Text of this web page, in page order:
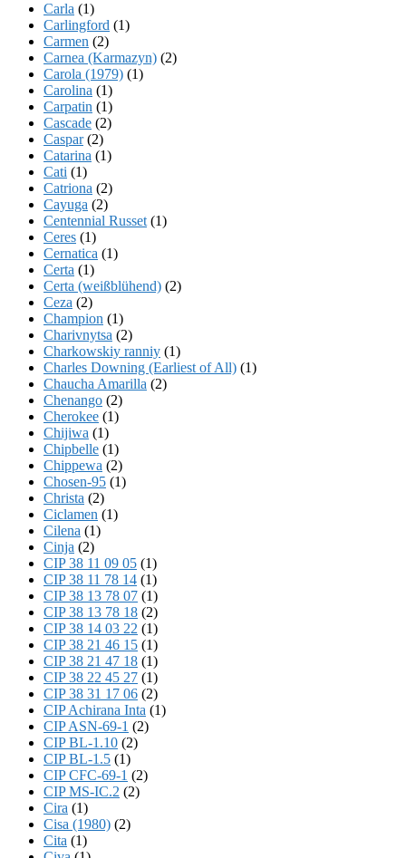
Carla (1)
Carlingford (1)
Carmen (2)
Carnea (Karmazyn) (2)
Carola (1979) (1)
Carolina (1)
Carpatin (1)
Cascade (2)
Caspar(2)
Catarina (1)
Cati (1)
Catriona (2)
Cayuga (2)
Centennial Russet (1)
Ceres (1)
Cernatica (1)
Certa (1)
Certa (weißblühend) (2)
Ceza (2)
Champion (1)
Charivnytsa (2)
Charkowskiy ranniy (1)
Charles Downing (Earliest of All) (1)
Chaucha Amarilla (2)
Chenango (2)
Cherokee (1)
Chijiwa (1)
Chipbelle (1)
Chippewa (2)
Chosen-95 (1)
Christa (2)
Ciclamen (1)
Cilena (1)
Cinja (2)
CIP 38 11 09 05 (1)
CIP 38 11 78 14 (1)
CIP 38 13 78 07 (1)
CIP 38 13 78 18 (2)
CIP 38 14 03 22 (1)
CIP 38 21 46 15 (1)
CIP 38 21 47 18 (1)
CIP 38 22 45 27 (1)
CIP 38 31 17 06 (2)
CIP Achirana Inta (1)
CIP ASN-69-1 (2)
CIP BL-1.10 (2)
CIP BL-1.5 (1)
CIP CFC-69-1 (2)
CIP MS-IC.2 (2)
Cira (1)
Cisa (1980) (2)
Cita (1)